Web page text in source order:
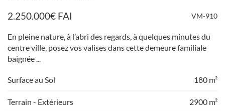
2.250.000€ FAI VM-910
En pleine nature, à l’abri des regards, à quelques minutes du
centre ville, posez vos valises dans cette demeure familiale
baignée ...
Surface au Sol 180 m²
Terrain - Extérieurs 2900 m²